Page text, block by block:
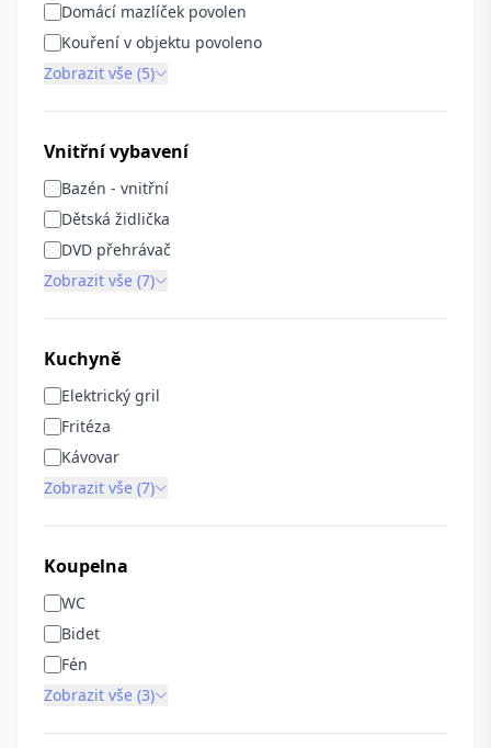
Domácí mazlíček povolen
Kouření v objektu povoleno
Zobrazit vše (5)
Vnitřní vybavení
Bazén - vnitřní
Dětská židlička
DVD přehrávač
Zobrazit vše (7)
Kuchyně
Elektrický gril
Fritéza
Kávovar
Zobrazit vše (7)
Koupelna
WC
Bidet
Fén
Zobrazit vše (3)